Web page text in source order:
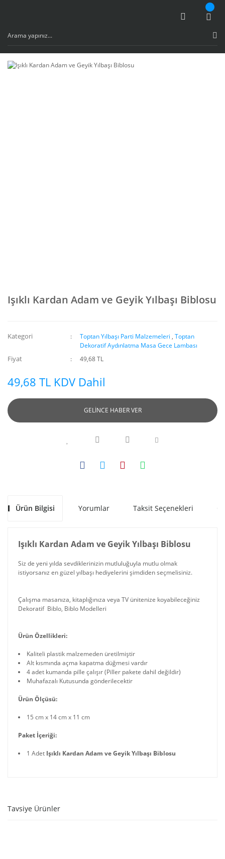
Işıklı Kardan Adam ve Geyik Yılbaşı Biblosu
Kategori Toptan Yılbaşı Parti Malzemeleri ,Toptan
Dekoratif Aydınlatma Masa Gece Lambası
Fiyat 49,68 TL
49,68 TL KDV Dahil
GELİNCE HABER VER
Ürün Bilgisi Yorumlar Taksit Seçenekleri
Işıklı Kardan Adam ve Geyik Yılbaşı Biblosu
Siz de yeni yılda sevdiklerinizin mutluluğuyla mutlu olmak
istiyorsanız en güzel yılbaşı hediyelerini şimdiden seçmelisiniz.
Çalışma masanıza, kitaplığınıza veya TV ünitenize koyabileceğiniz
Dekoratif Biblo, Biblo Modelleri
Ürün Özellikleri:
Kaliteli plastik malzemeden üretilmiştir
Alt kısmında açma kapatma düğmesi vardır
4 adet kumanda pille çalışır (Piller pakete dahil değildir)
Muhafazalı Kutusunda gönderilecektir
Ürün Ölçüsü:
15 cm x 14 cm x 11 cm
Paket İçeriği:
1 Adet Işıklı Kardan Adam ve Geyik Yılbaşı Biblosu
Tavsiye Ürünler